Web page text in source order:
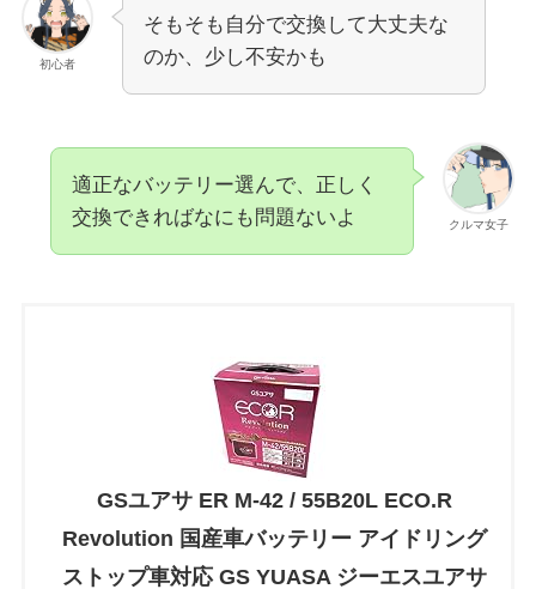
初心者
そもそも自分で交換して大丈夫な
のか、少し不安かも
クルマ女子
適正なバッテリー選んで、正しく
交換できればなにも問題ないよ
GSユアサ ER M-42 / 55B20L ECO.R
Revolution 国産車バッテリー アイドリング
ストップ車対応 GS YUASA ジーエスユアサ